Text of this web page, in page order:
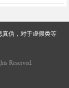
真伪，对于虚假类等
Reserved.